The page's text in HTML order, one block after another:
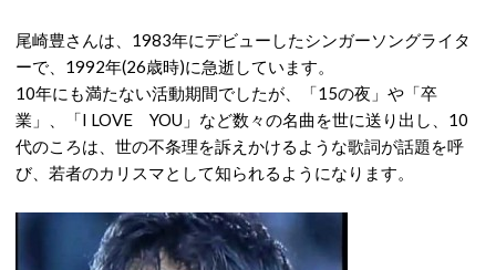
尾崎豊さんは、1983年にデビューしたシンガーソングライタ
ーで、1992年(26歳時)に急逝しています。
10年にも満たない活動期間でしたが、「15の夜」や「卒
業」、「I LOVE YOU」など数々の名曲を世に送り出し、10
代のころは、世の不条理を訴えかけるような歌詞が話題を呼
び、若者のカリスマとして知られるようになります。